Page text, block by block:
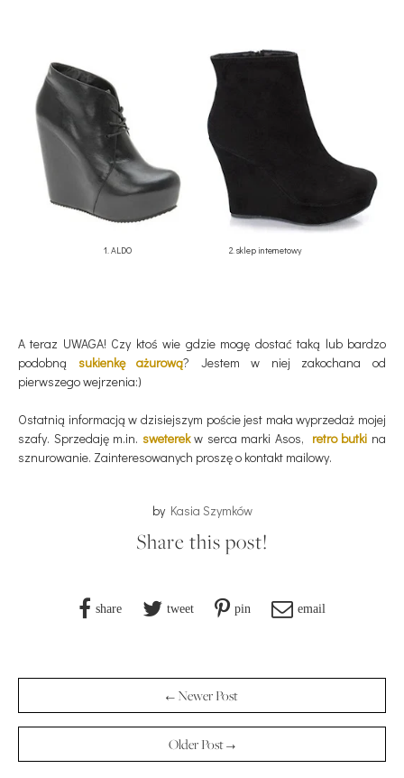
1. ALDO 2. sklep internetowy
A teraz UWAGA! Czy ktoś wie gdzie mogę dostać taką lub bardzo
podobną sukienkę ażurową? Jestem w niej zakochana od
pierwszego wejrzenia:)
Ostatnią informacją w dzisiejszym poście jest mała wyprzedaż mojej
szafy. Sprzedaję m.in. sweterekw serca marki Asos, retro butki na
sznurowanie. Zainteresowanych proszę o kontakt mailowy.
by Kasia Szymków
Share this post!
share tweet pin email
← Newer Post
Older Post →